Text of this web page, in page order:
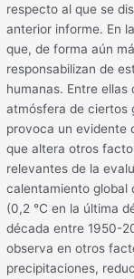
respecto al que se
anterior informe. En
que, de forma aún
responsabilizan de
humanas. Entre
atmósfera de ciertos
provoca un evidente
que altera otros
relevantes de la
calentamiento global
(0,2 ℃ en la última
década entre 1950-
observa en otros
precipitaciones,